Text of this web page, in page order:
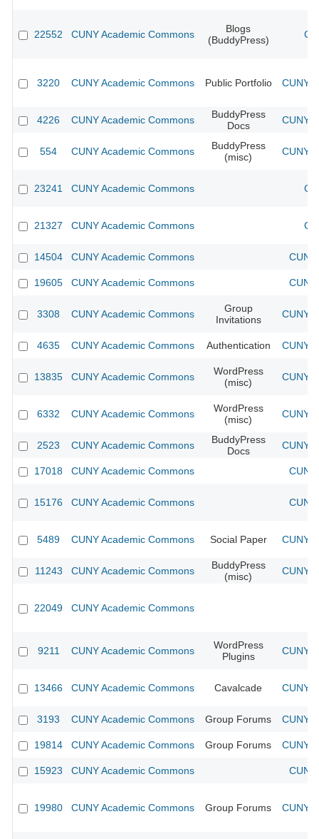
22552 CUNY Academic Commons
Blogs
(BuddyPress)
3220 CUNY Academic Commons Public Portfolio CUNY
4226 CUNY Academic Commons
BuddyPress
Docs
CUNY
554 CUNY Academic Commons
BuddyPress
(misc)
CUNY
23241 CUNY Academic Commons
21327 CUNY Academic Commons
14504 CUNY Academic Commons
19605 CUNY Academic Commons
3308 CUNY Academic Commons
Group
Invitations
CUNY
4635 CUNY Academic Commons Authentication CUNY
13835 CUNY Academic Commons
WordPress
(misc)
CUNY
6332 CUNY Academic Commons
WordPress
(misc)
CUNY
2523 CUNY Academic Commons
BuddyPress
Docs
CUNY
17018 CUNY Academic Commons
15176 CUNY Academic Commons
5489 CUNY Academic Commons Social Paper CUNY
11243 CUNY Academic Commons
BuddyPress
(misc)
CUNY
22049 CUNY Academic Commons
9211 CUNY Academic Commons
WordPress
Plugins
CUNY
13466 CUNY Academic Commons Cavalcade CUNY
3193 CUNY Academic Commons Group Forums CUNY
19814 CUNY Academic Commons Group Forums CUNY
15923 CUNY Academic Commons
19980 CUNY Academic Commons Group Forums CUNY